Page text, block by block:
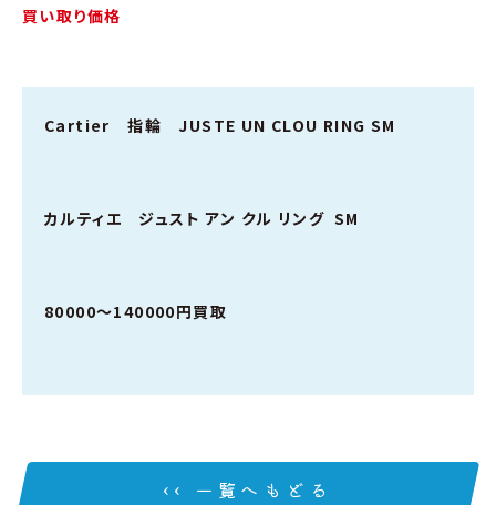
買い取り価格
Cartier 指輪 JUSTE UN CLOU RING SM
カルティエ ジュスト アン クル リング SM
80000～140000円買取
‹‹ 一覧へもどる